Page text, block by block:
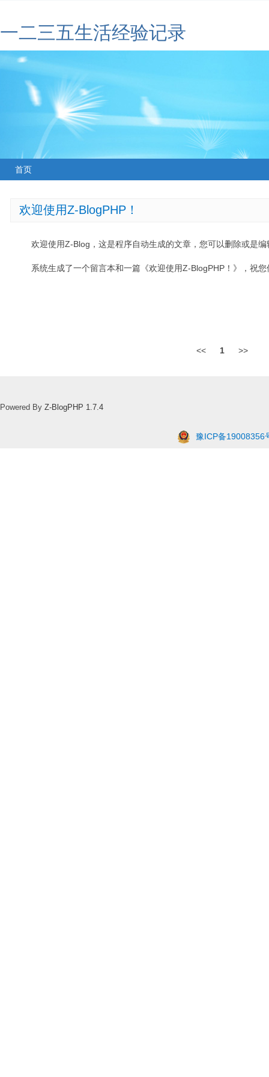
一二三五生活经验记录
首页
欢迎使用Z-BlogPHP！
欢迎使用Z-Blog，这是程序自动生成的文章，您可以删除或是编
系统生成了一个留言本和一篇《欢迎使用Z-BlogPHP！》，祝
<< 1 >>
Powered By Z-BlogPHP 1.7.4
豫ICP备19008356